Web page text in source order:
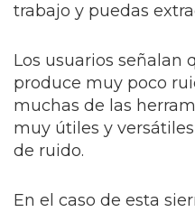
trabajo y puedas
Los usuarios señalan
produce muy poco
muchas de las
muy útiles y
de ruido.
En el caso de esta